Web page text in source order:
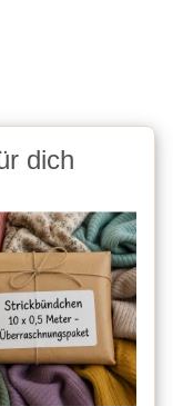
dich